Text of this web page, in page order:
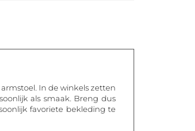
In de winkels zetten
als smaak. Breng dus
favoriete bekleding te